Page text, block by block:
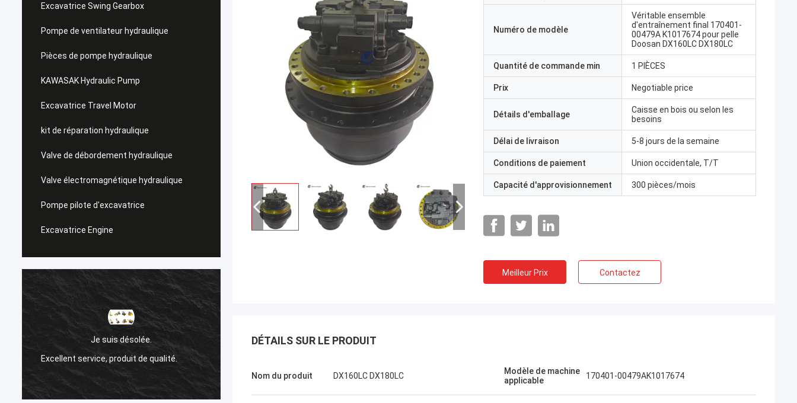
Excavatrice Swing Gearbox
Pompe de ventilateur hydraulique
Pièces de pompe hydraulique
KAWASAK Hydraulic Pump
Excavatrice Travel Motor
kit de réparation hydraulique
Valve de débordement hydraulique
Valve électromagnétique hydraulique
Pompe pilote d'excavatrice
Excavatrice Engine
de qualité.
Sanok Nižehorodsky est une ville du nord
Un service de gestion, une visite rapide.
Le projet d'établissement
rapide. Très bon prix. Je veux commander
Numéro de modèle
Véritable ensemble
d'entraînement final 170401-
00479A K1017674 pour pelle
Doosan DX160LC DX180LC
Quantité de commande min 1 PIÈCES
Prix Negotiable price
Détails d'emballage
Caisse en bois ou selon les
besoins
Délai de livraison 5-8 jours de la semaine
Conditions de paiement Union occidentale, T/T
Capacité d'approvisionnement 300 pièces/mois
Meilleur Prix Contactez
DÉTAILS SUR LE PRODUIT
Nom du produit DX160LC DX180LC
Modèle de machine
applicable
170401-00479AK1017674